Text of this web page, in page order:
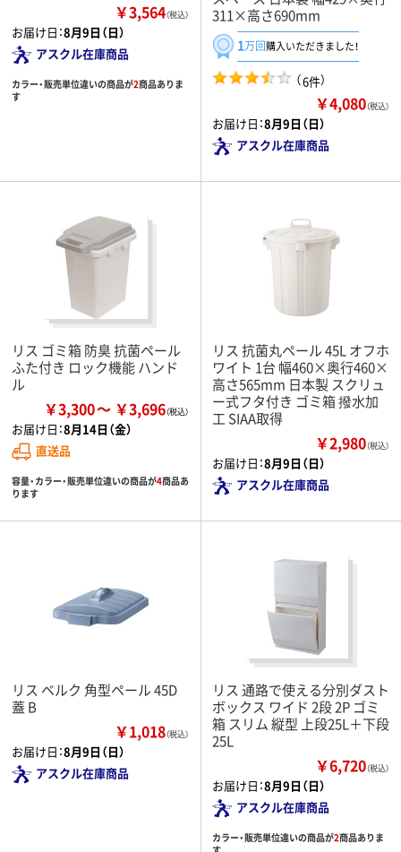
￥3,564（税込）
お届け日：8月9日（日）
アスクル在庫商品
カラー・販売単位違いの商品が2商品ありま
す
311×高さ690mm
1万回購入いただきました！
（6件）
￥4,080（税込）
お届け日：8月9日（日）
アスクル在庫商品
リス ゴミ箱 防臭 抗菌ペール
ふた付き ロック機能 ハンド
ル
￥3,300 ￥3,696
お届け日：8月14日（金）
直送品
容量・カラー・販売単位違いの商品が4商品あ
ります
リス 抗菌丸ペール 45L オフホ
ワイト 1台 幅460×奥行460×
高さ565mm 日本製 スクリュ
ー式フタ付き ゴミ箱 撥水加
工 SIAA取得
￥2,980（税込）
お届け日：8月9日（日）
アスクル在庫商品
リス ベルク 角型ペール 45D
蓋 B
￥1,018（税込）
お届け日：8月9日（日）
アスクル在庫商品
リス 通路で使える分別ダスト
ボックス ワイド 2段 2P ゴミ
箱 スリム 縦型 上段25L＋下段
25L
￥6,720（税込）
お届け日：8月9日（日）
アスクル在庫商品
カラー・販売単位違いの商品が2商品ありま